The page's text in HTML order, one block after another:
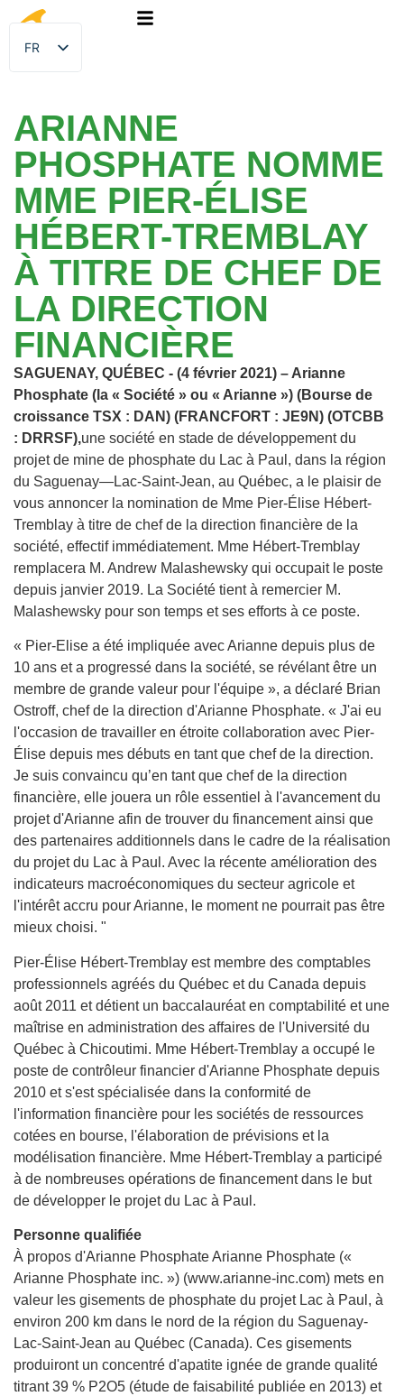
FR
EN
ARIANNE
PHOSPHATE NOMME
MME PIER-ÉLISE
HÉBERT-TREMBLAY
À TITRE DE CHEF DE
LA DIRECTION
FINANCIÈRE
SAGUENAY, QUÉBEC - (4 février 2021) – Arianne
Phosphate (la « Société » ou « Arianne ») (Bourse de
croissance TSX : DAN) (FRANCFORT : JE9N) (OTCBB
: DRRSF),une société en stade de développement du
projet de mine de phosphate du Lac à Paul, dans la région
du Saguenay—Lac-Saint-Jean, au Québec, a le plaisir de
vous annoncer la nomination de Mme Pier-Élise Hébert-
Tremblay à titre de chef de la direction financière de la
société, effectif immédiatement. Mme Hébert-Tremblay
remplacera M. Andrew Malashewsky qui occupait le poste
depuis janvier 2019. La Société tient à remercier M.
Malashewsky pour son temps et ses efforts à ce poste.
« Pier-Elise a été impliquée avec Arianne depuis plus de
10 ans et a progressé dans la société, se révélant être un
membre de grande valeur pour l'équipe », a déclaré Brian
Ostroff, chef de la direction d'Arianne Phosphate. « J'ai eu
l'occasion de travailler en étroite collaboration avec Pier-
Élise depuis mes débuts en tant que chef de la direction.
Je suis convaincu qu’en tant que chef de la direction
financière, elle jouera un rôle essentiel à l'avancement du
projet d'Arianne afin de trouver du financement ainsi que
des partenaires additionnels dans le cadre de la réalisation
du projet du Lac à Paul. Avec la récente amélioration des
indicateurs macroéconomiques du secteur agricole et
l'intérêt accru pour Arianne, le moment ne pourrait pas être
mieux choisi. "
Pier-Élise Hébert-Tremblay est membre des comptables
professionnels agréés du Québec et du Canada depuis
août 2011 et détient un baccalauréat en comptabilité et une
maîtrise en administration des affaires de l'Université du
Québec à Chicoutimi. Mme Hébert-Tremblay a occupé le
poste de contrôleur financier d'Arianne Phosphate depuis
2010 et s'est spécialisée dans la conformité de
l'information financière pour les sociétés de ressources
cotées en bourse, l'élaboration de prévisions et la
modélisation financière. Mme Hébert-Tremblay a participé
à de nombreuses opérations de financement dans le but
de développer le projet du Lac à Paul.
Personne qualifiée
À propos d'Arianne Phosphate Arianne Phosphate («
Arianne Phosphate inc. ») (www.arianne-inc.com) mets en
valeur les gisements de phosphate du projet Lac à Paul, à
environ 200 km dans le nord de la région du Saguenay-
Lac-Saint-Jean au Québec (Canada). Ces gisements
produiront un concentré d'apatite ignée de grande qualité
titrant 39 % P2O5 (étude de faisabilité publiée en 2013) et